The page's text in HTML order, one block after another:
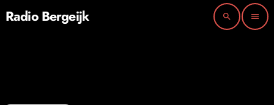
Radio Bergeijk search menu